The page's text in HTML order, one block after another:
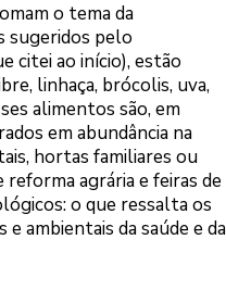
o tema da
sugeridos pelo
citei ao início), estão
linhaça, brócolis, uva,
alimentos são, em
em abundância na
hortas familiares ou
agrária e feiras de
o que ressalta os
ambientais da saúde e da